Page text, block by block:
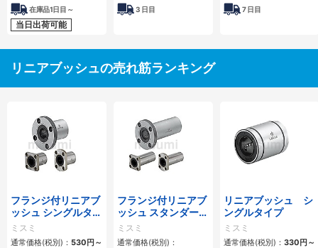
在庫品1日目～
当日出荷可能
3 日目 7日目
リニアブッシュの売れ筋ランキング
フランジ付リニアブ
ッシュ シングルタイ
プ/逆ザグリ穴タイ
プ
ミスミ
通常価格(税別)： 530 円 ～
フランジ付リニアブ
ッシュ スタンダード
タイプ ダブル
ミスミ
通常価格(税別)：
リニアブッシュ シ
ングルタイプ
ミスミ
通常価格(税別)： 330 円 ～